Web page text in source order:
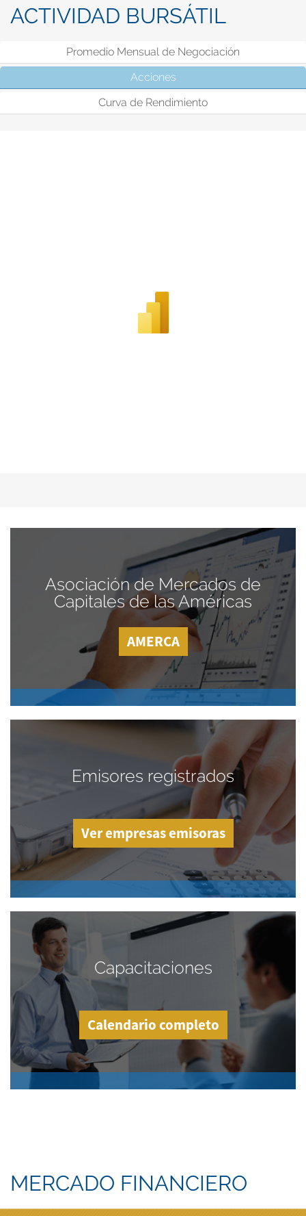
ACTIVIDAD BURSÁTIL
Promedio Mensual de Negociación
Acciones
Curva de Rendimiento
Asociación de Mercados de
Capitales de las Américas
AMERCA
Emisores registrados
Ver empresas emisoras
Capacitaciones
Calendario completo
MERCADO FINANCIERO